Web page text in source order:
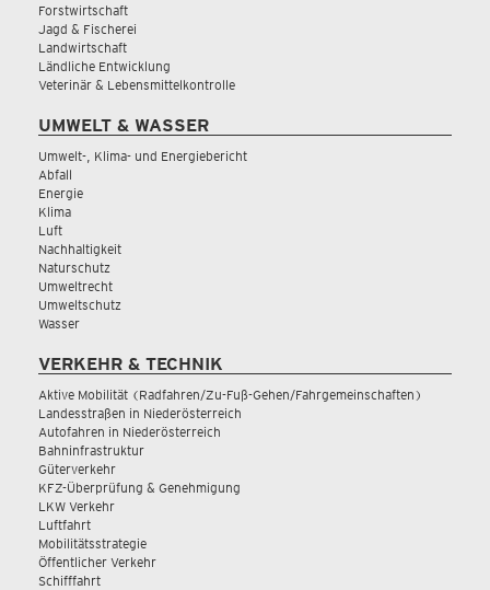
Forstwirtschaft
Jagd & Fischerei
Landwirtschaft
Ländliche Entwicklung
Veterinär & Lebensmittelkontrolle
UMWELT & WASSER
Umwelt-, Klima- und Energiebericht
Abfall
Energie
Klima
Luft
Nachhaltigkeit
Naturschutz
Umweltrecht
Umweltschutz
Wasser
VERKEHR & TECHNIK
Aktive Mobilität (Radfahren/Zu-Fuß-Gehen/Fahrgemeinschaften)
Landesstraßen in Niederösterreich
Autofahren in Niederösterreich
Bahninfrastruktur
Güterverkehr
KFZ-Überprüfung & Genehmigung
LKW Verkehr
Luftfahrt
Mobilitätsstrategie
Öffentlicher Verkehr
Schifffahrt